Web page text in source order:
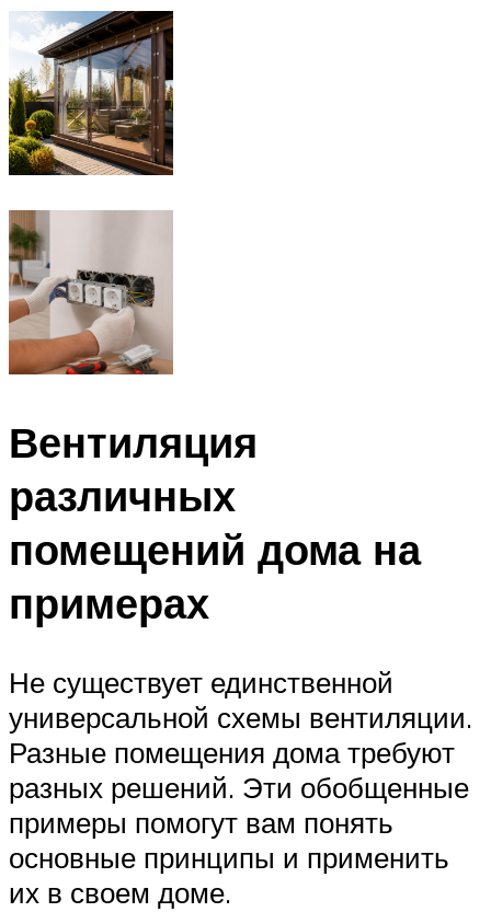
Вентиляция
различных
помещений дома на
примерах
Не существует единственной
универсальной схемы вентиляции.
Разные помещения дома требуют
разных решений. Эти обобщенные
примеры помогут вам понять
основные принципы и применить
их в своем доме.